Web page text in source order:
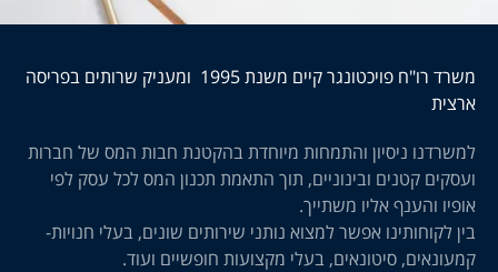
משרד רו"ח פויכטונגר קיים משנת 1995 ומעניק שרותים בפריסה
ארצית
למשרדנו ניסיון והתמחות מיוחדת בהקטנת חבות המס של חברות
ועסקים קטנים ובינוניים, תוך התאמת תכנון המס לכל עסק לפי
אופיו והענף אליו משתייך.
בין לקוחותינו אפשר למצוא נותני שירותים שונים, בעלי חנויות-
קמעונאים, סיטונאים, בעלי מקצועות חופשיים ועוד.